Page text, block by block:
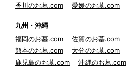
香川のお墓.com
愛媛のお墓.com
九州・沖縄
福岡のお墓.com
佐賀のお墓.com
熊本のお墓.com
大分のお墓.com
鹿児島のお墓.com
沖縄のお墓.com